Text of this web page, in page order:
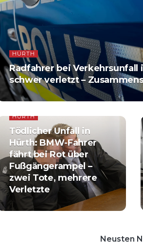
HÜRTH
Radfahrer bei Verkehrsunfall
schwer verletzt –
HÜRTH
Tödlicher Unfall in
Hürth: BMW-Fahrer
fährt bei Rot über
Fußgängerampel –
zwei Tote, mehrere
Verletzte
Neusten